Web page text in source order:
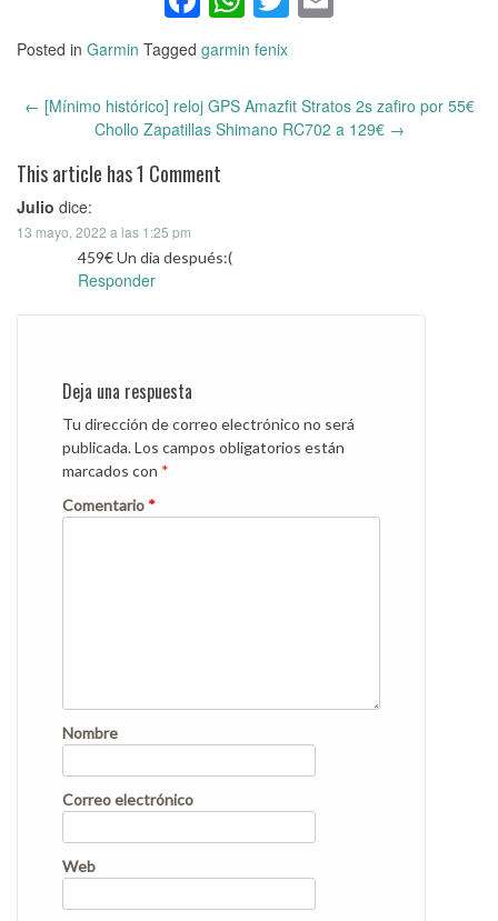
Posted in Garmin Tagged garmin fenix
← [Mínimo histórico] reloj GPS Amazfit Stratos 2s zafiro por 55€
Chollo Zapatillas Shimano RC702 a 129€ →
This article has 1 Comment
Julio dice:
13 mayo, 2022 a las 1:25 pm
459€ Un dia después:(
Responder
Deja una respuesta
Tu dirección de correo electrónico no será
publicada.Los campos obligatorios están
marcados con *
Comentario *
Nombre
Correo electrónico
Web